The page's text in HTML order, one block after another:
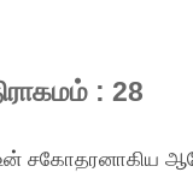
: 28
சகோதரனாகிய